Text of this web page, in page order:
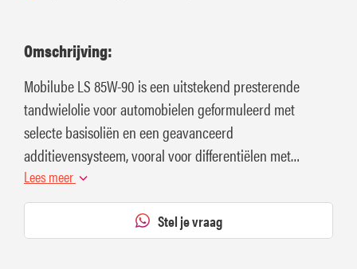
Omschrijving:
Mobilube LS 85W-90 is een uitstekend presterende
tandwielolie voor automobielen geformuleerd met
selecte basisoliën en een geavanceerd
additievensysteem, vooral voor differentiëlen met
sliplimitering.
Lees meer
Stel je vraag